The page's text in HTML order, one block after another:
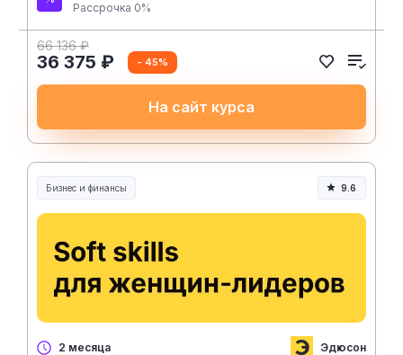
Рассрочка 0%
66 136 ₽
36 375 ₽ - 45%
На сайт курса
Бизнес и финансы 9.6
2 месяца Эдюсон